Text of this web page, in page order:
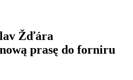
Žďára
prasę do forniru